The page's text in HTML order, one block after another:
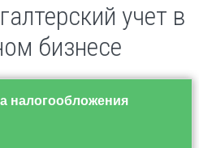
учет в
бизнесе
налогообложения